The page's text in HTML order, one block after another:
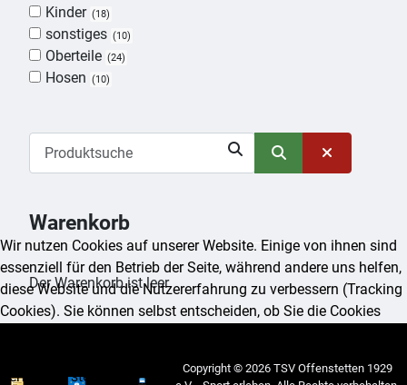
Kinder 18
sonstiges 10
Oberteile 24
Hosen 10
Warenkorb
Der Warenkorb ist leer
Copyright © 2026 TSV Offenstetten 1929
Wir nutzen Cookies auf unserer Website. Einige von ihnen sind
essenziell für den Betrieb der Seite, während andere uns helfen,
diese Website und die Nutzererfahrung zu verbessern (Tracking
Cookies). Sie können selbst entscheiden, ob Sie die Cookies
Verfügung stehen.